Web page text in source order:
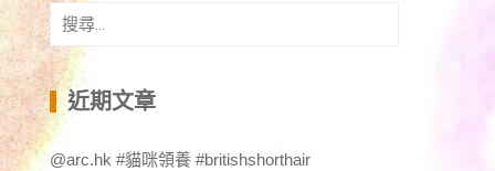
搜
尋
關
鍵
字:
近期文章
@arc.hk #貓咪領養 #britishshorthair